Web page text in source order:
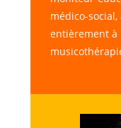
médico-
entièrement à